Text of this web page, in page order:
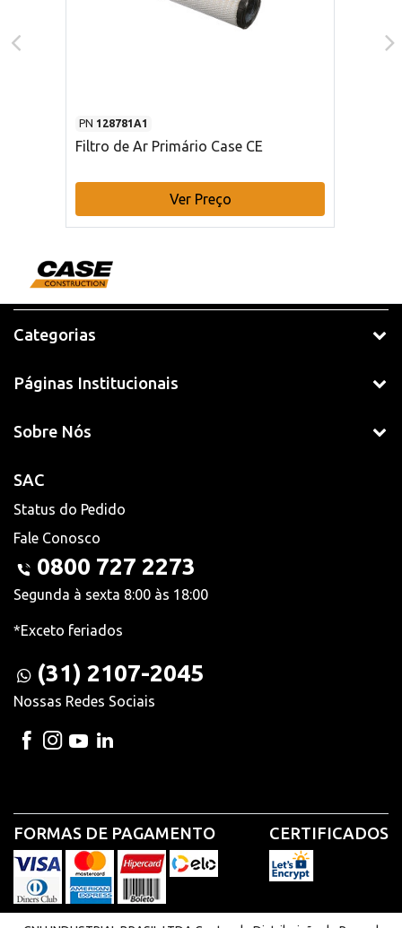
PN 128781A1
Filtro de Ar Primário Case CE
Ver Preço
Categorias
Páginas Institucionais
Sobre Nós
SAC
Status do Pedido
Fale Conosco
0800 727 2273
Segunda à sexta 8:00 às 18:00
*Exceto feriados
(31) 2107-2045
Nossas Redes Sociais
FORMAS DE PAGAMENTO CERTIFICADOS